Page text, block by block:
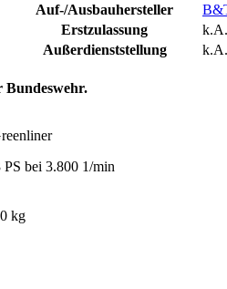
Auf-/Ausbauhersteller
Erstzulassung
k.A.
Außerdienststellung k.A.
Bundeswehr.
bei 3.800 1/min
kg